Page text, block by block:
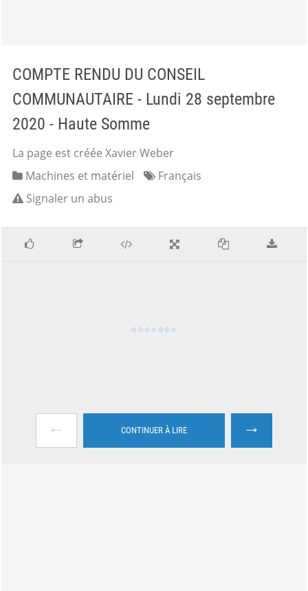
COMPTE RENDU DU CONSEIL
COMMUNAUTAIRE - Lundi 28 septembre
2020 - Haute Somme
La page est créée Xavier Weber
Machines et matériel
Français
Signaler un abus
← CONTINUER À LIRE →